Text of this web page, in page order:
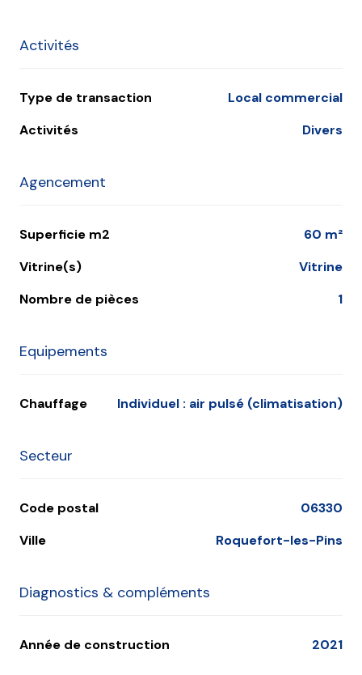
Activités
Type de transaction
Local commercial
Activités
Divers
Agencement
Superficie m2
60 m²
Vitrine(s)
Vitrine
Nombre de pièces
1
Equipements
Chauffage individuel : air pulsé (climatisation)
Secteur
Code postal
06330
Ville
Roquefort-les-Pins
Diagnostics & compléments
Année de construction 2021